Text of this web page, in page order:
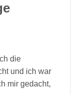
die
und ich war
mir gedacht,